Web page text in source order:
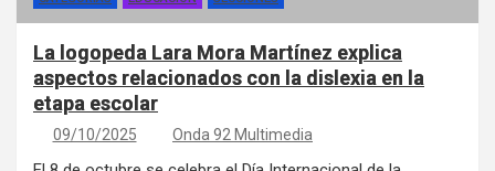
La logopeda Lara Mora Martínez explica
aspectos relacionados con la dislexia en la
etapa escolar
09/10/2025 Onda 92 Multimedia